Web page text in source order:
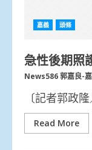
嘉義 頭條
急性後期
News586 郭嘉良-
〔記者郭政
Read More